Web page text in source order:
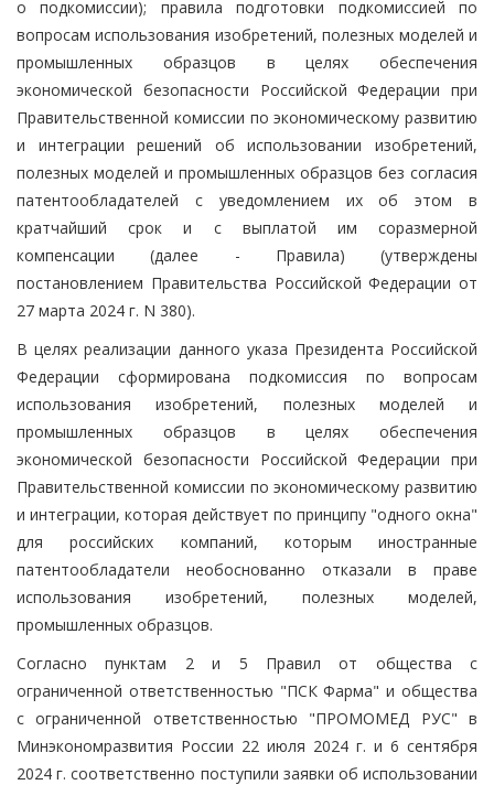
о подкомиссии); правила подготовки подкомиссией по
вопросам использования изобретений, полезных моделей и
промышленных образцов в целях обеспечения
экономической безопасности Российской Федерации при
Правительственной комиссии по экономическому развитию
и интеграции решений об использовании изобретений,
полезных моделей и промышленных образцов без согласия
патентообладателей с уведомлением их об этом в
кратчайший срок и с выплатой им соразмерной
компенсации (далее - Правила) (утверждены
постановлением Правительства Российской Федерации от
27 марта 2024 г. N 380).
В целях реализации данного указа Президента Российской
Федерации сформирована подкомиссия по вопросам
использования изобретений, полезных моделей и
промышленных образцов в целях обеспечения
экономической безопасности Российской Федерации при
Правительственной комиссии по экономическому развитию
и интеграции, которая действует по принципу "одного окна"
для российских компаний, которым иностранные
патентообладатели необоснованно отказали в праве
использования изобретений, полезных моделей,
промышленных образцов.
Согласно пунктам 2 и 5 Правил от общества с
ограниченной ответственностью "ПСК Фарма" и общества
с ограниченной ответственностью "ПРОМОМЕД РУС" в
Минэкономразвития России 22 июля 2024 г. и 6 сентября
2024 г. соответственно поступили заявки об использовании